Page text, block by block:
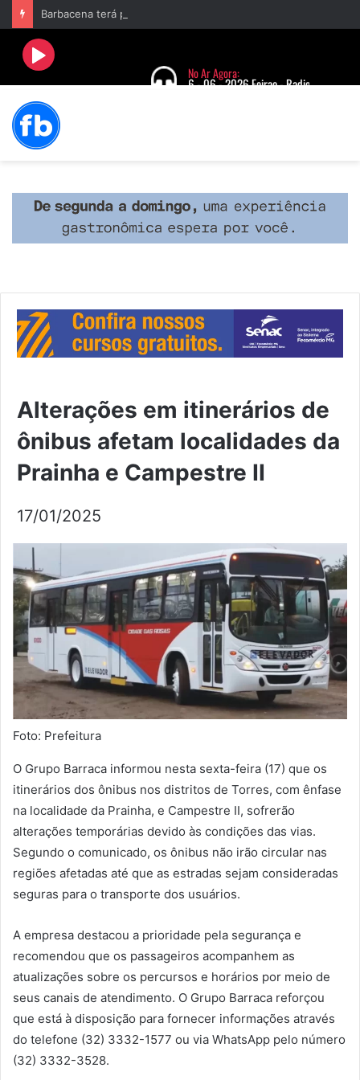
Alterações em itinerários de
ônibus afetam localidades da
Prainha e Campestre II
17/01/2025
Foto: Prefeitura
O Grupo Barraca informou nesta sexta-feira (17) que os
itinerários dos ônibus nos distritos de Torres, com ênfase
na localidade da Prainha, e Campestre II, sofrerão
alterações temporárias devido às condições das vias.
Segundo o comunicado, os ônibus não irão circular nas
regiões afetadas até que as estradas sejam consideradas
seguras para o transporte dos usuários.
A empresa destacou a prioridade pela segurança e
recomendou que os passageiros acompanhem as
atualizações sobre os percursos e horários por meio de
seus canais de atendimento. O Grupo Barraca reforçou
que está à disposição para fornecer informações através
do telefone (32) 3332-1577 ou via WhatsApp pelo número
(32) 3332-3528.